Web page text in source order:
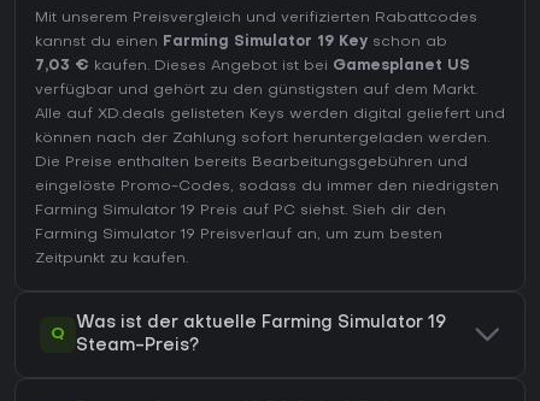
Mit unserem Preisvergleich und verifizierten Rabattcodes
kannst du einen Farming Simulator 19 Key schon ab
7,03 € kaufen. Dieses Angebot ist bei Gamesplanet US
verfügbar und gehört zu den günstigsten auf dem Markt.
Alle auf XD.deals gelisteten Keys werden digital geliefert und
können nach der Zahlung sofort heruntergeladen werden.
Die Preise enthalten bereits Bearbeitungsgebühren und
eingelöste Promo-Codes, sodass du immer den niedrigsten
Farming Simulator 19 Preis auf PC siehst. Sieh dir den
Farming Simulator 19 Preisverlauf an, um zum besten
Zeitpunkt zu kaufen.
Q
Was ist der aktuelle Farming Simulator 19
Steam-Preis?